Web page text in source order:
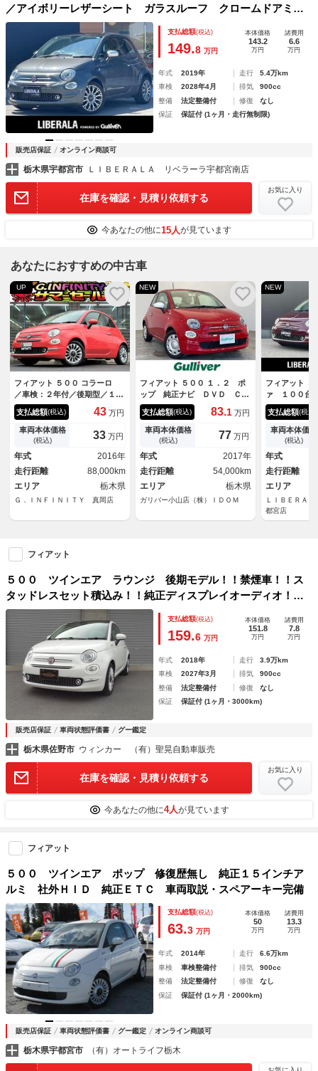
／アイボリーレザーシート ガラスルーフ クロームドアミラ
ーカバー 純正１６インチＡＷ ７ｉｎｃＵ－Ｃｏｎｎｅｃ
ｔ ＡｐｐｌｅＣａｒＰｌａｙ／ａｎｄｒｏｉｄＡｕｔｏ
支払総額(税込)
149.8 万円
本体価格
143.2
万円
諸費用
6.6
万円
年式 2019年 走行
5.4万km
車検
2028年4月 排気
900cc
整備
法定整備付 修復
なし
保証
保証付 (1ヶ月・走行無制限)
販売店保証 オンライン商談可
栃木県宇都宮市 ＬＩＢＥＲＡＬＡ リベラーラ宇都宮南店
在庫を確認・見積り依頼する
お気に入り
今あなたの他に15人が見ています
あなたにおすすめの中古車
UP
フィアット ５００ コラーロ
／車検：２年付／後期型／１０
０台限定車／専用ボディカラ
ー：コーラルレッド／専用イン
テリア／ガラスルーフ／純正１
５ＡＷ／プロジェクターＨＩＤ
ヘッドライト／Ｂｌｕｅｔｏｏ
ｔｈ
支払総額(税込) 43 万円
車両本体価格
(税込) 33 万円
年式
2016年
走行距離
88,000km
エリア
栃木県
Ｇ．ＩＮＦＩＮＩＴＹ 真岡店
NEW
フィアット ５００ １．２ ポ
ップ 純正ナビ ＤＶＤ Ｃ
Ｄ ＵＳＢ Ｂｌｕｅｔｏｏｔ
ｈ バックカメラ ＥＴＣ 前
後ドライブレコーダー アイド
リングストップ ＨＩＤヘッド
ライト 横滑り防止装置 リモ
コンキー ステアリングスイッ
チ
支払総額(税込) 83.1 万円
車両本体価格
(税込) 77 万円
年式
2017年
走行距離
54,000km
エリア
栃木県
ガリバー小山店（株）ＩＤＯＭ
NEW
フィアット ５
ァ １００台
スプレイオー
ーフ Ｂｅａ
ドルシフト
ール ステア
白革ステアリ
ｏｏｔｈ，Ａ
支払総額(税込)
車両本体価格
(税込)
年式
走行距離
エリア
ＬＩＢＥＲＡ
都宮店
フィアット
５００ ツインエア ラウンジ 後期モデル！！禁煙車！！ス
タッドレスセット積込み！！純正ディスプレイオーディオ！！
ガラスルーフ！！ＥＴＣ車載器！！コーナーセンサー！！ＨＩ
Ｄヘッドランプ！！純正１５ｉｎｃアルミホイール！！キーレ
ス！！
支払総額(税込)
159.6 万円
本体価格
151.8
万円
諸費用
7.8
万円
年式 2018年 走行
3.9万km
車検
2027年3月 排気
900cc
整備
法定整備付 修復
なし
保証
保証付 (1ヶ月・3000km)
販売店保証 車両状態評価書 グー鑑定
栃木県佐野市 ウィンカー （有）聖晃自動車販売
在庫を確認・見積り依頼する
お気に入り
今あなたの他に4人が見ています
フィアット
５００ ツインエア ポップ 修復歴無し 純正１５インチア
ルミ 社外ＨＩＤ 純正ＥＴＣ 車両取説・スペアーキー完備
支払総額(税込)
63.3 万円
本体価格
50
万円
諸費用
13.3
万円
年式 2014年 走行
6.6万km
車検
車検整備付 排気
900cc
整備
法定整備付 修復
なし
保証
保証付 (1ヶ月・2000km)
販売店保証 車両状態評価書 グー鑑定 オンライン商談可
栃木県宇都宮市 （有）オートライフ栃木